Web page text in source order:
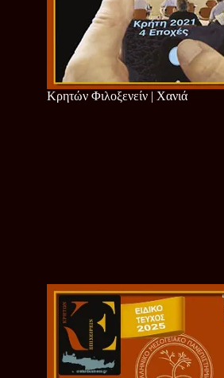
Κρητών Φιλοξενείν | Χανιά